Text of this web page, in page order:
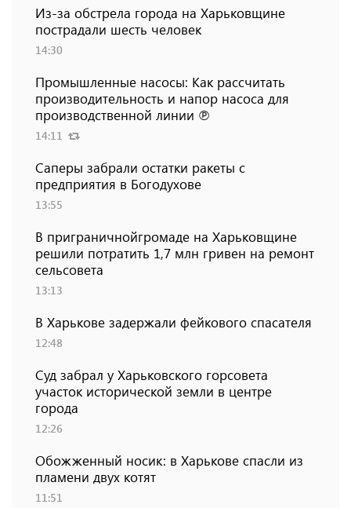
Из-за обстрела города на Харьковщине
пострадали шесть человек
14:30
Промышленные насосы: Как рассчитать
производительность и напор насоса для
производственной линии ℗
14:11
Саперы забрали остатки ракеты с
предприятия в Богодухове
13:55
В приграничнойгромаде на Харьковщине
решили потратить 1,7 млн ​​гривен на ремонт
сельсовета
13:13
В Харькове задержали фейкового спасателя
12:48
Суд забрал у Харьковского горсовета
участок исторической земли в центре
города
12:26
Обожженный носик: в Харькове спасли из
пламени двух котят
11:51